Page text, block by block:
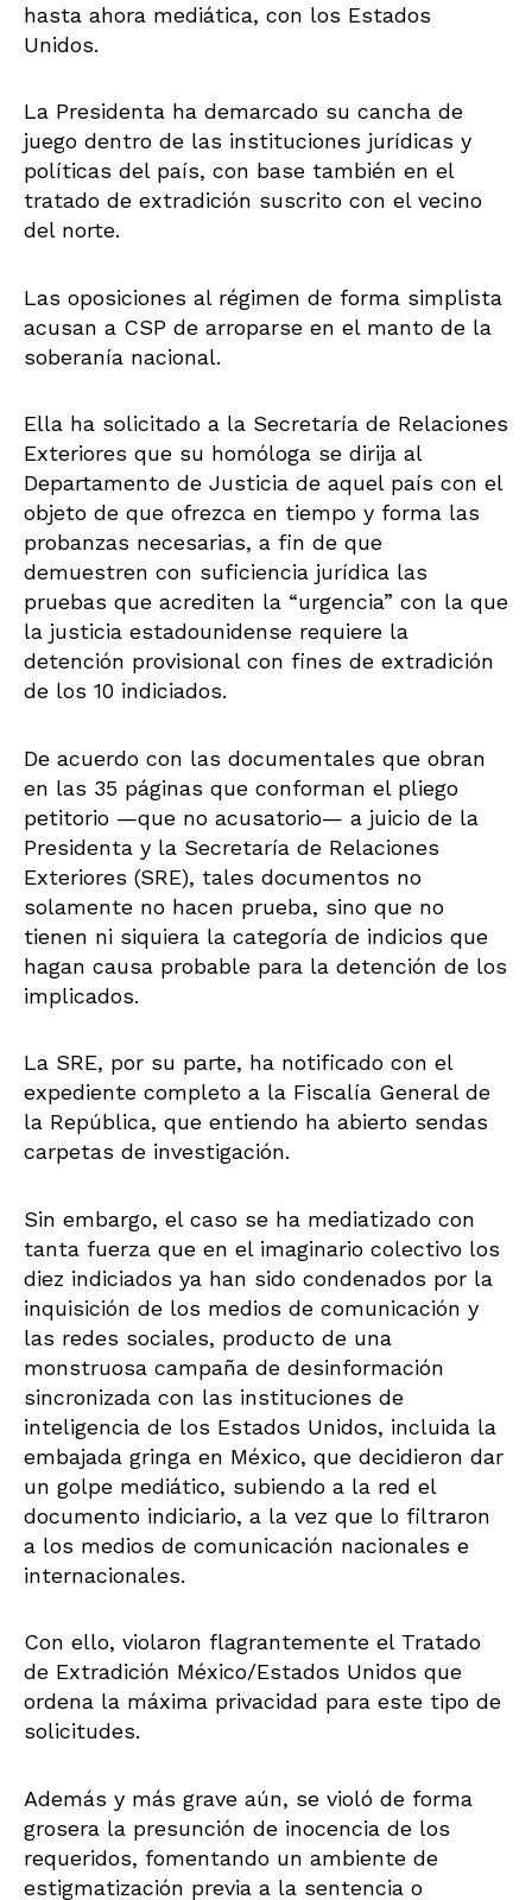
hasta ahora mediática, con los Estados
Unidos.
La Presidenta ha demarcado su cancha de
juego dentro de las instituciones jurídicas y
políticas del país, con base también en el
tratado de extradición suscrito con el vecino
del norte.
Las oposiciones al régimen de forma simplista
acusan a CSP de arroparse en el manto de la
soberanía nacional.
Ella ha solicitado a la Secretaría de Relaciones
Exteriores que su homóloga se dirija al
Departamento de Justicia de aquel país con el
objeto de que ofrezca en tiempo y forma las
probanzas necesarias, a fin de que
demuestren con suficiencia jurídica las
pruebas que acrediten la “urgencia” con la que
la justicia estadounidense requiere la
detención provisional con fines de extradición
de los 10 indiciados.
De acuerdo con las documentales que obran
en las 35 páginas que conforman el pliego
petitorio —que no acusatorio— a juicio de la
Presidenta y la Secretaría de Relaciones
Exteriores (SRE), tales documentos no
solamente no hacen prueba, sino que no
tienen ni siquiera la categoría de indicios que
hagan causa probable para la detención de los
implicados.
La SRE, por su parte, ha notificado con el
expediente completo a la Fiscalía General de
la República, que entiendo ha abierto sendas
carpetas de investigación.
Sin embargo, el caso se ha mediatizado con
tanta fuerza que en el imaginario colectivo los
diez indiciados ya han sido condenados por la
inquisición de los medios de comunicación y
las redes sociales, producto de una
monstruosa campaña de desinformación
sincronizada con las instituciones de
inteligencia de los Estados Unidos, incluida la
embajada gringa en México, que decidieron dar
un golpe mediático, subiendo a la red el
documento indiciario, a la vez que lo filtraron
a los medios de comunicación nacionales e
internacionales.
Con ello, violaron flagrantemente el Tratado
de Extradición México/Estados Unidos que
ordena la máxima privacidad para este tipo de
solicitudes.
Además y más grave aún, se violó de forma
grosera la presunción de inocencia de los
requeridos, fomentando un ambiente de
estigmatización previa a la sentencia o